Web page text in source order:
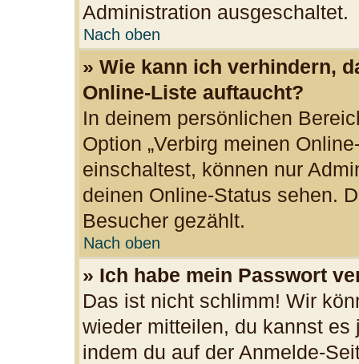
Administration ausgeschaltet.
Nach oben
» Wie kann ich verhindern,
Online-Liste auftaucht?
In deinem persönlichen
Option „Verbirg meinen
einschaltest, können nur
deinen Online-Status sehen.
Besucher gezählt.
Nach oben
» Ich habe mein Passwort
Das ist nicht schlimm! Wir
wieder mitteilen, du kannst
indem du auf der Anmelde-